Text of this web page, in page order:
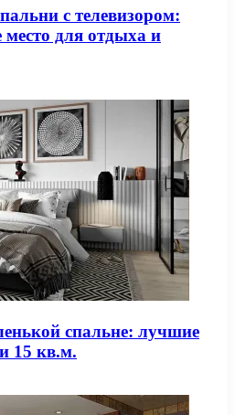
с телевизором:
место для отдыха и
спальне: лучшие
15 кв.м.